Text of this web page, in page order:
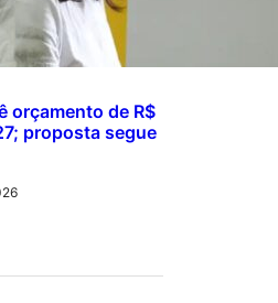
orçamento de R$
proposta segue